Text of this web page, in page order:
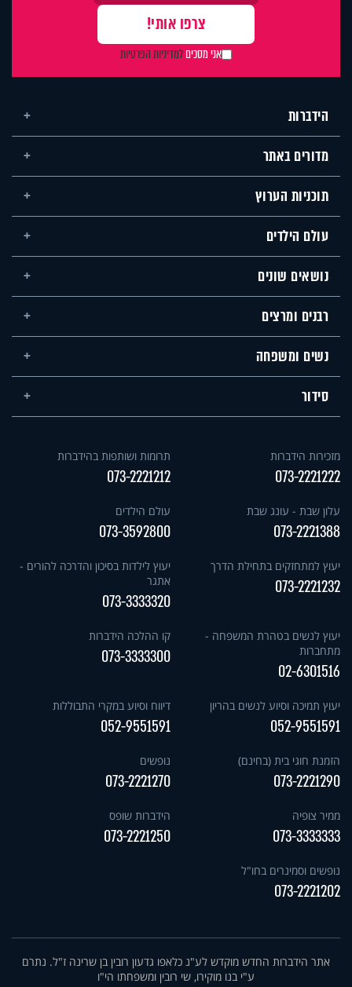
אני מסכיםלמדיניות הפרטיות
הידברות
מדורים באתר
תוכניות הערוץ
עולם הילדים
נושאים שונים
רבנים ומרצים
נשים ומשפחה
סידור
מזכירות הידברות
073-2221222
תרומות ושותפות בהידברות
073-2221212
עלון שבת - עונג שבת
073-2221388
עולם הילדים
073-3592800
יעוץ למתחזקים בתחילת הדרך
073-2221232
יעוץ לילדות בסיכון והדרכה להורים -
אתגר
073-3333320
יעוץ לנשים בטהרת המשפחה -
מתחברות
02-6301516
קו ההלכה הידברות
073-3333300
יעוץ תמיכה וסיוע לנשים בהריון
052-9551591
דיווח וסיוע במקרי התבוללות
052-9551591
הזמנת חוגי בית (בחינם)
073-2221290
נופשים
073-2221270
ממיר צופיה
073-3333333
הידברות שופס
073-2221250
נופשים וסמינרים בחו"ל
073-2221202
אתר הידברות החדש מוקדש לע"נ כלאפו גדעון רובין בן שרינה ז"ל. נתרם
ע"י בנו מוקירו, שי רובין ומשפחתו הי"ו